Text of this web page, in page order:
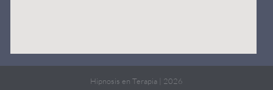
Hipnosis en Terapia | 2026